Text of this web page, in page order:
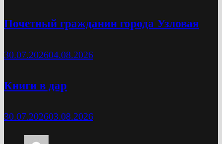
Почетный гражданин города Узловая
30.07.202604.08.2026
Книги в дар
30.07.202603.08.2026